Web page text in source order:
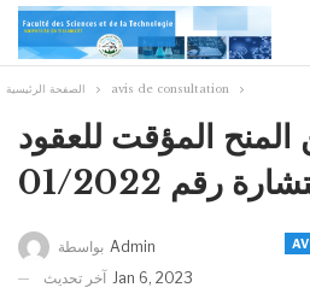
الصفحة الرئيسية avis de consultation
المنح المؤقت للعقود
رقم 01/2022
Admin
Jan 6, 2023